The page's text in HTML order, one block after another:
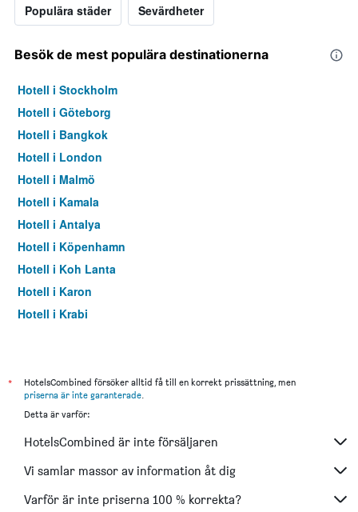
Populära städer Sevärdheter
Besök de mest populära destinationerna
Hotell i Stockholm
Hotell i Göteborg
Hotell i Bangkok
Hotell i London
Hotell i Malmö
Hotell i Kamala
Hotell i Antalya
Hotell i Köpenhamn
Hotell i Koh Lanta
Hotell i Karon
Hotell i Krabi
Hotell i Karlstad
Hotell i Patong
Hotell i Dubai
Hotell i Helsingborg
Hotell i Barcelona
*
HotelsCombined försöker alltid få till en korrekt prissättning, men
priserna är inte garanterade.
Detta är varför:
HotelsCombined är inte försäljaren
Vi samlar massor av information åt dig
Varför är inte priserna 100 % korrekta?